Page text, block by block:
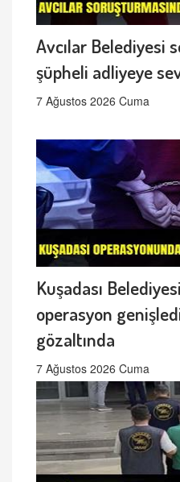
Avcılar Belediyesi
şüpheli adliyeye
7 Ağustos 2026 Cuma
Kuşadası
operasyon
gözaltında
7 Ağustos 2026 Cuma